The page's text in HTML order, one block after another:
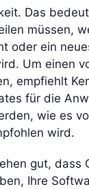
Das
müssen,
oder ein
Um einen
empfiehlt
für die
wie es
wird.
gut, dass
Ihre